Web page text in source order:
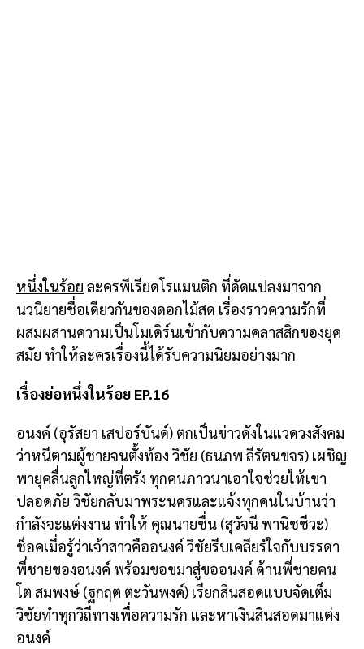
หนึ่งในร้อย ละครพีเรียดโรแมนติก ที่ดัดแปลงมาจาก
นวนิยายชื่อเดียวกันของดอกไม้สด เรื่องราวความรักที่
ผสมผสานความเป็นโมเดิร์นเข้ากับความคลาสสิกของยุค
สมัย ทำให้ละครเรื่องนี้ได้รับความนิยมอย่างมาก
เรื่องย่อหนึ่งในร้อย EP.16
อนงค์ (อุรัสยา เสปอร์บันด์) ตกเป็นข่าวดังในแวดวงสังคม
ว่าหนีตามผู้ชายจนตั้งท้อง วิชัย (ธนภพ ลีรัตนขจร) เผชิญ
พายุคลื่นลูกใหญ่ที่ตรัง ทุกคนภาวนาเอาใจช่วยให้เขา
ปลอดภัย วิชัยกลับมาพระนครและแจ้งทุกคนในบ้านว่า
กำลังจะแต่งงาน ทำให้ คุณนายชื่น (สุวัจนี พานิชชีวะ)
ช็อคเมื่อรู้ว่าเจ้าสาวคืออนงค์ วิชัยรีบเคลียร์ใจกับบรรดา
พี่ชายของอนงค์ พร้อมขอขมาสู่ขออนงค์ ด้านพี่ชายคน
โต สมพงษ์ (ฐกฤต ตะวันพงค์) เรียกสินสอดแบบจัดเต็ม
วิชัยทำทุกวิถีทางเพื่อความรัก และหาเงินสินสอดมาแต่ง
อนงค์